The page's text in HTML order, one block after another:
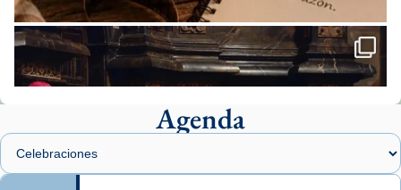
Santes de Mataró.
🔗 tinyurl.com/cvu5jmbk
📸 J. Merino
Agenda